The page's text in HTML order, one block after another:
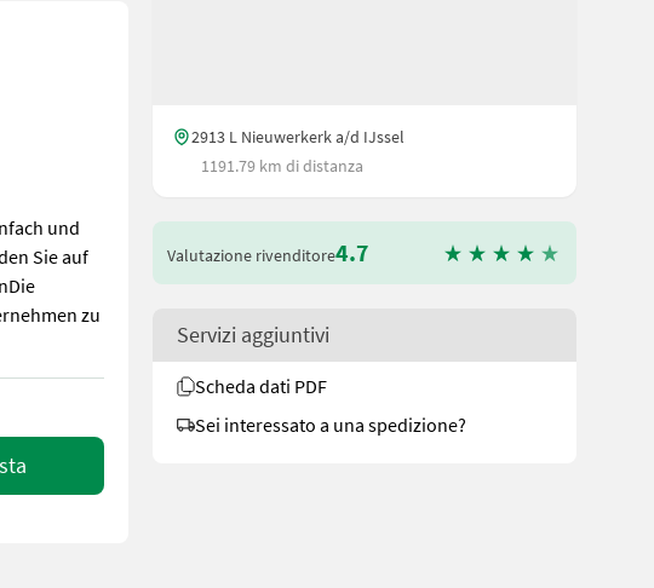
und
Sie auf
zu
und schnell an auf unsere Duijndam Machines Website! Sie können
2913 L Nieuwerkerk a/d IJssel
1191.79 km di distanza
Valutazione rivenditore4.7
Servizi aggiuntivi
Scheda dati PDF
Sei interessato a una spedizione?